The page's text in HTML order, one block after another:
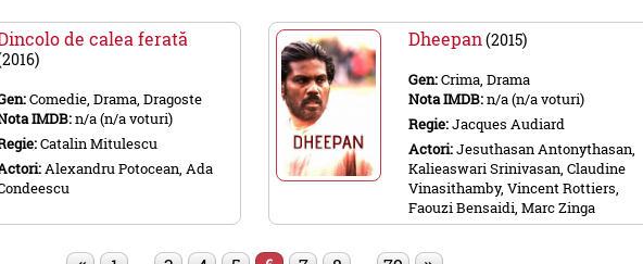
de calea ferată
Comedie, Drama, Dragoste
IMDB:n/a (n/a voturi)
Catalin Mitulescu
Alexandru Potocean, Ada
Dheepan(2015)
Gen:Crima, Drama
Nota IMDB:n/a (n/a voturi)
Regie:Jacques Audiard
Actori:Jesuthasan Antonythasan,
Kalieaswari Srinivasan, Claudine
Vinasithamby, Vincent Rottiers,
Faouzi Bensaidi, Marc Zinga